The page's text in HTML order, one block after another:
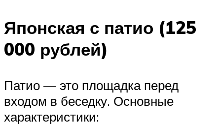
Японская с патио (125
000 рублей)
Патио — это площадка перед
входом в беседку. Основные
характеристики: